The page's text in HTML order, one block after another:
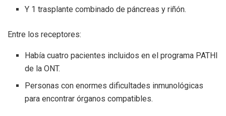
Y 1 trasplante combinado de páncreas y riñón.
Entre los receptores:
Había cuatro pacientes incluidos en el programa PATHI
de la ONT.
Personas con enormes dificultades inmunológicas
para encontrar órganos compatibles.